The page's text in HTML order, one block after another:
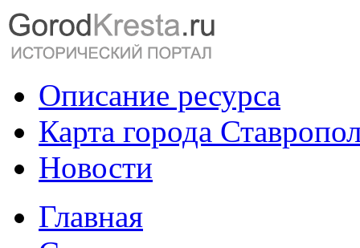
Описание ресурса
Карта города
Новости
Главная